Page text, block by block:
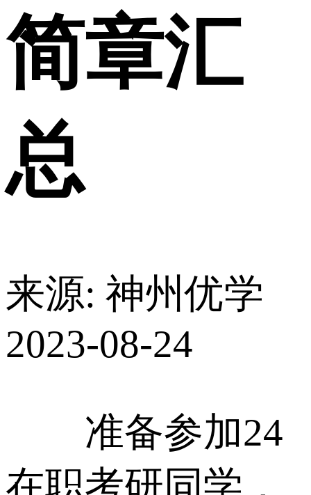
简章汇
总
来源: 神州优学
2023-08-24
准备参加24
在职考研同学，